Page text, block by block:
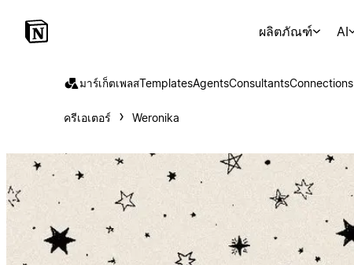
ผลิตภัณฑ์ AI
มาร์เก็ตเพลสTemplatesAgentsConsultantsConnections
ครีเอเตอร์ Weronika